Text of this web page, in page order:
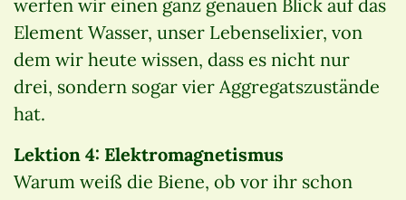
werfen wir einen ganz genauen Blick auf das
Element Wasser, unser Lebenselixier, von
dem wir heute wissen, dass es nicht nur
drei, sondern sogar vier Aggregatszustände
hat.
Lektion 4: Elektromagnetismus
Warum weiß die Biene, ob vor ihr schon